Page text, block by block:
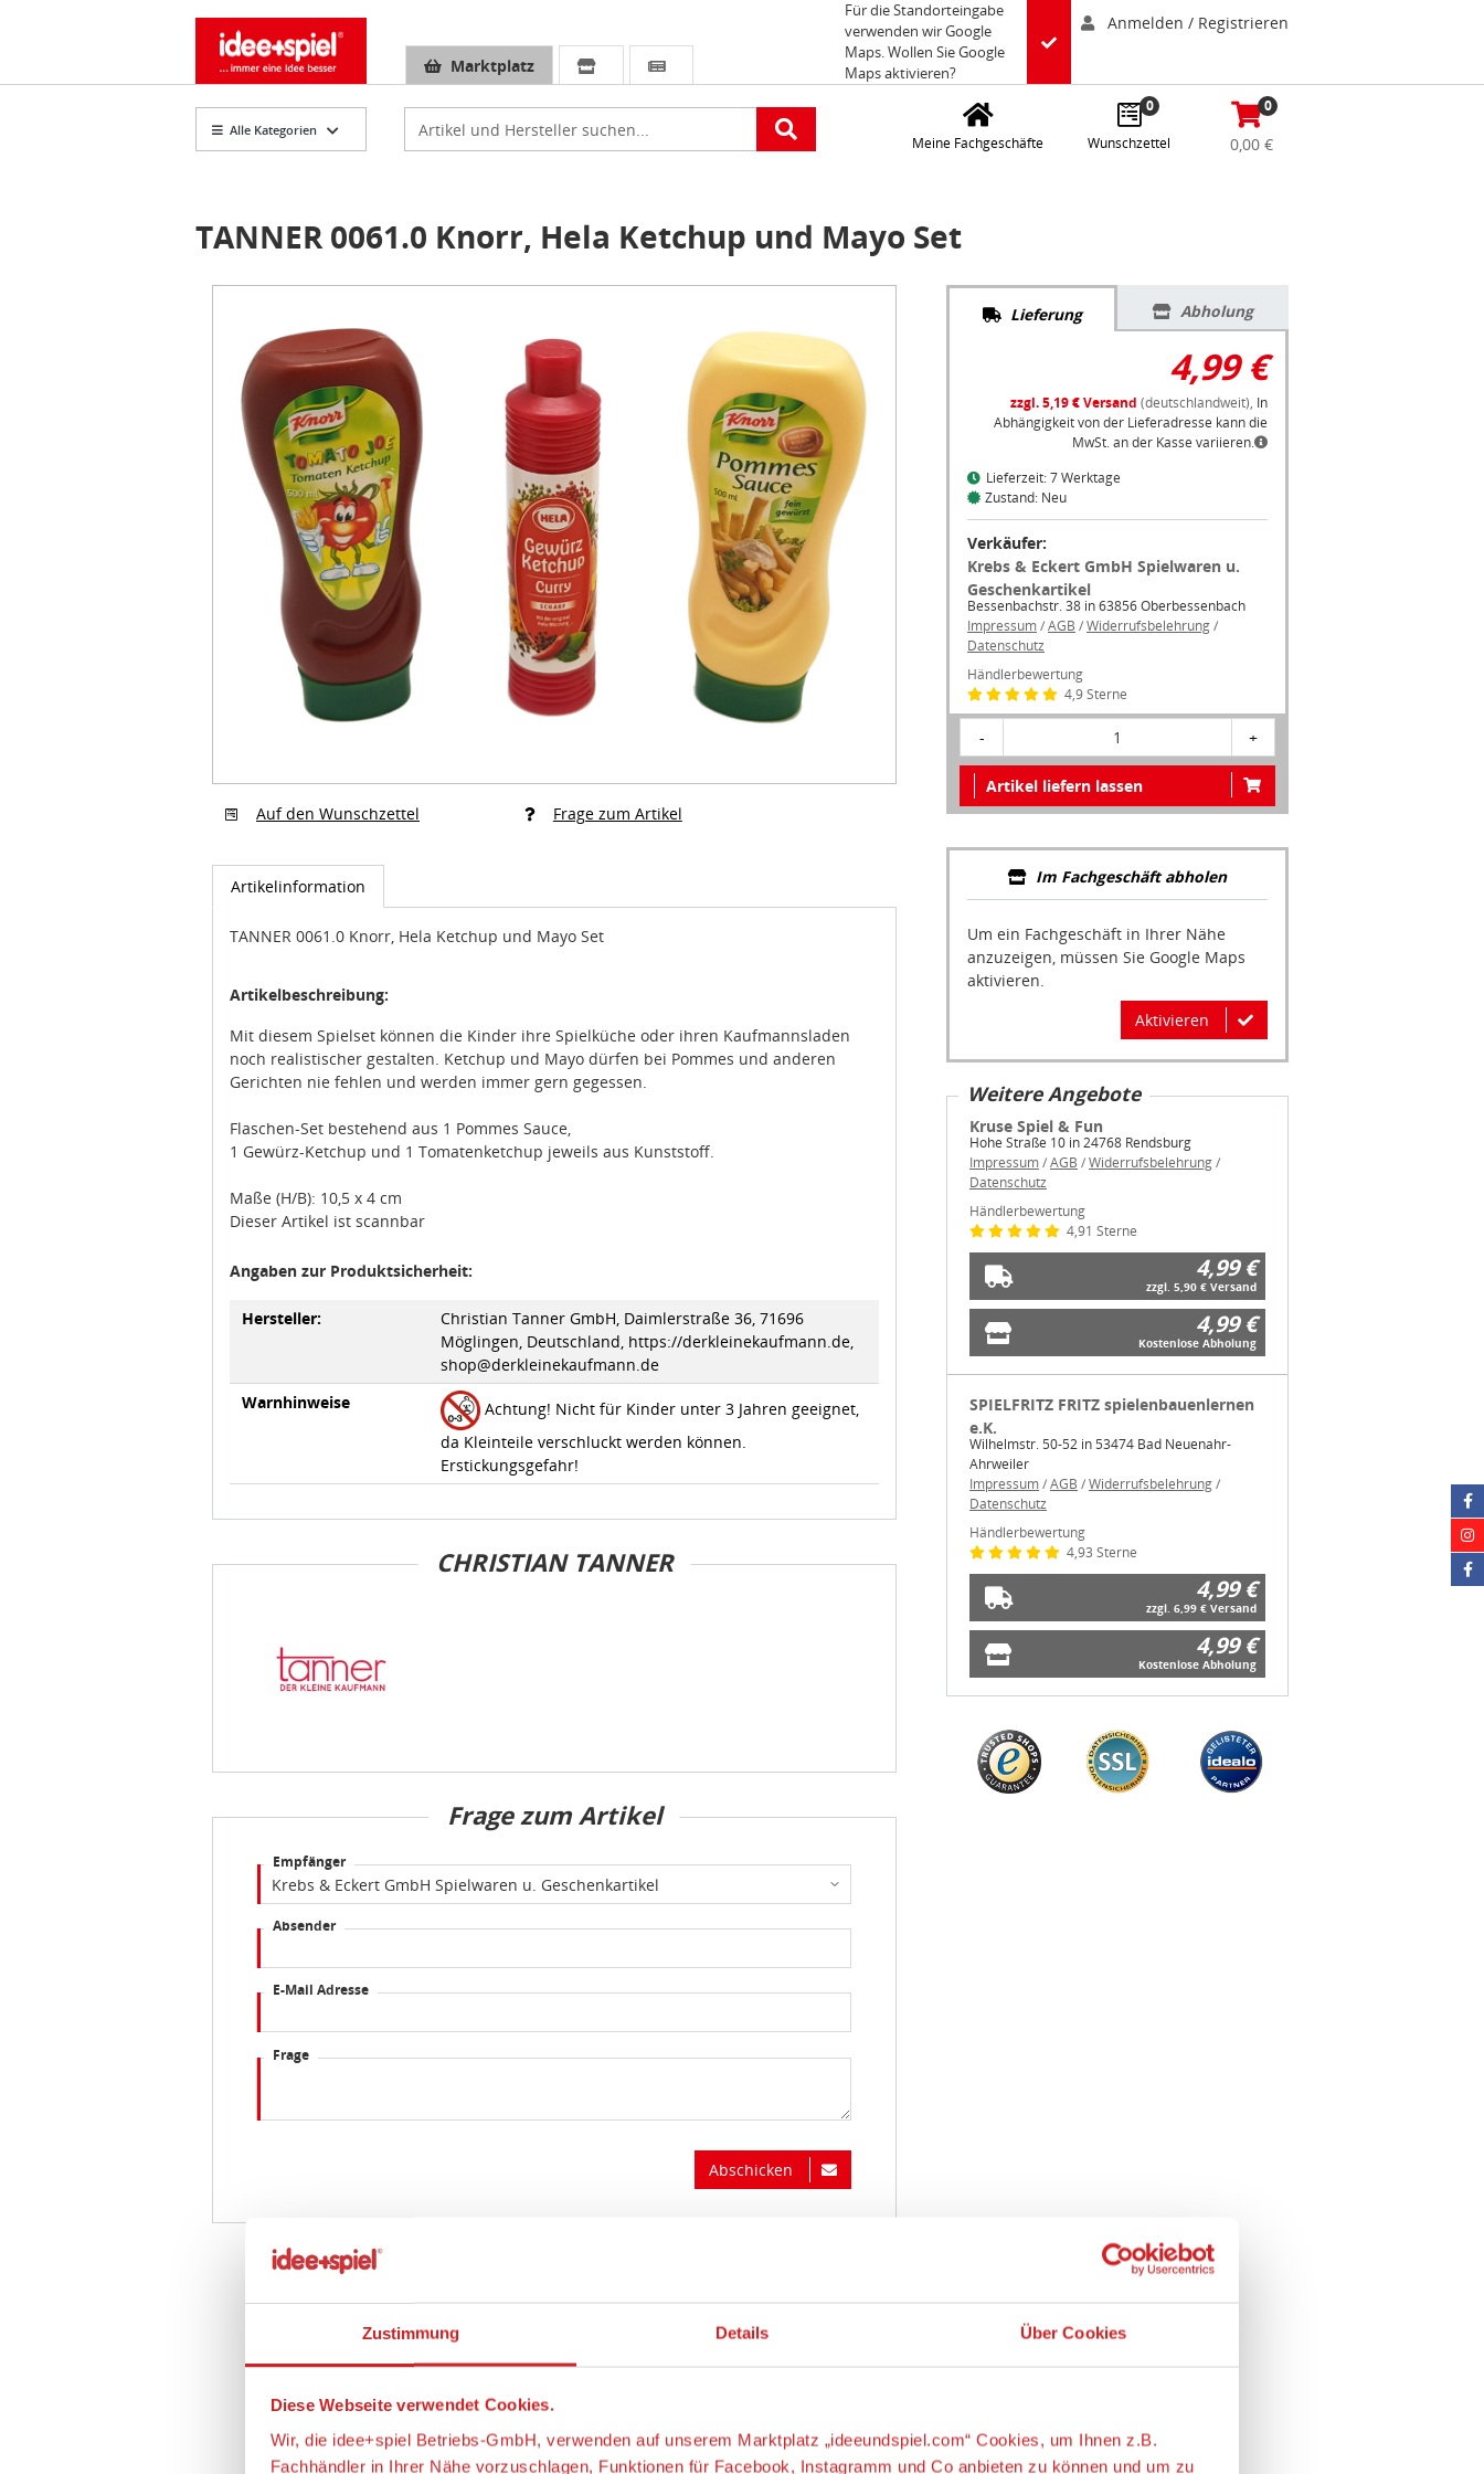
Zustimmung Details Über Cookies
Diese Webseite verwendet Cookies.
Wir, die idee+spiel Betriebs-GmbH, verwenden auf unserem Marktplatz „ideeundspiel.com“ Cookies, um Ihnen z.B.
Fachhändler in Ihrer Nähe vorzuschlagen, Funktionen für Facebook, Instagramm und Co anbieten zu können und um zu
Marktplatz
Für die Standorteingabe
verwenden wir Google
Maps. Wollen Sie Google
Maps aktivieren?
Anmelden / Registrieren
Alle Kategorien
Meine Fachgeschäfte
0
Wunschzettel
0
0,00 €
TANNER 0061.0 Knorr, Hela Ketchup und Mayo Set
Auf den Wunschzettel Frage zum Artikel
Artikelinformation
TANNER 0061.0 Knorr, Hela Ketchup und Mayo Set
Artikelbeschreibung:
Mit diesem Spielset können die Kinder ihre Spielküche oder ihren Kaufmannsladen
noch realistischer gestalten. Ketchup und Mayo dürfen bei Pommes und anderen
Gerichten nie fehlen und werden immer gern gegessen.
Flaschen-Set bestehend aus 1 Pommes Sauce,
1 Gewürz-Ketchup und 1 Tomatenketchup jeweils aus Kunststoff.
Maße (H/B): 10,5 x 4 cm
Dieser Artikel ist scannbar
Angaben zur Produktsicherheit:
Hersteller:
Christian Tanner GmbH, Daimlerstraße 36, 71696
Möglingen, Deutschland, https://derkleinekaufmann.de,
shop@derkleinekaufmann.de
Warnhinweise
Achtung! Nicht für Kinder unter 3 Jahren geeignet,
da Kleinteile verschluckt werden können.
Erstickungsgefahr!
CHRISTIAN TANNER
Frage zum Artikel
Empfänger
Absender
E-Mail Adresse
Frage
Abschicken
Lieferung Abholung
4,99 €
zzgl. 5,19 € Versand (deutschlandweit), In
Abhängigkeit von der Lieferadresse kann die
MwSt. an der Kasse variieren.
Lieferzeit: 7 Werktage
Zustand: Neu
Verkäufer:
Krebs & Eckert GmbH Spielwaren u.
Geschenkartikel
Bessenbachstr. 38 in 63856 Oberbessenbach
Impressum/AGB /Widerrufsbelehrung/
Datenschutz
Händlerbewertung
4,9 Sterne
- 1 +
Artikel liefern lassen
Im Fachgeschäft abholen
Um ein Fachgeschäft in Ihrer Nähe
anzuzeigen, müssen Sie Google Maps
aktivieren.
Aktivieren
Weitere Angebote
Kruse Spiel & Fun
Hohe Straße 10 in 24768 Rendsburg
Impressum/AGB /Widerrufsbelehrung/
Datenschutz
Händlerbewertung
4,91 Sterne
4,99 €
zzgl. 5,90 € Versand
4,99 €
Kostenlose Abholung
SPIELFRITZ FRITZ spielenbauenlernen
e.K.
Wilhelmstr. 50-52 in 53474 Bad Neuenahr-
Ahrweiler
Impressum/AGB /Widerrufsbelehrung/
Datenschutz
Händlerbewertung
4,93 Sterne
4,99 €
zzgl. 6,99 € Versand
4,99 €
Kostenlose Abholung